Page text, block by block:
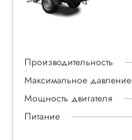
Производительность
Максимальное давление
Мощность двигателя
Питание